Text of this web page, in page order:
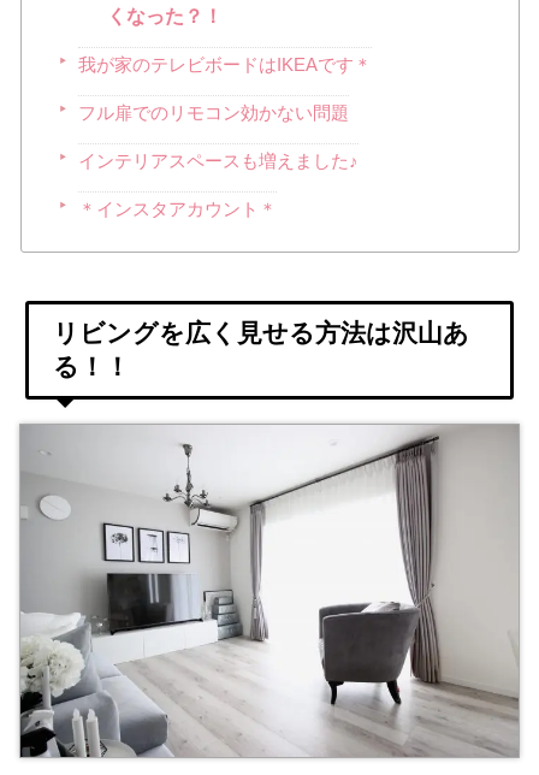
くなった？！
我が家のテレビボードはIKEAです＊
フル扉でのリモコン効かない問題
インテリアスペースも増えました♪
＊インスタアカウント＊
リビングを広く見せる方法は沢山あ
る！！